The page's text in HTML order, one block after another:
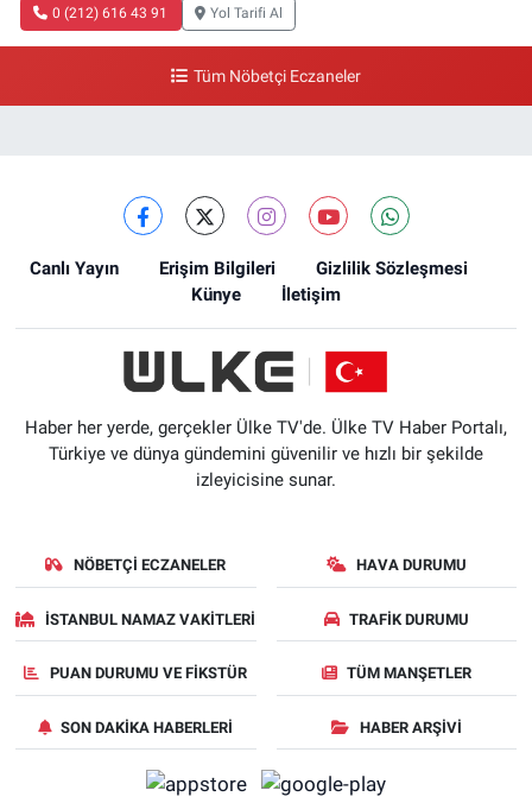
0 (212) 616 43 91 Yol Tarifi Al
Tüm Nöbetçi Eczaneler
Canlı Yayın Erişim Bilgileri
Gizlilik Sözleşmesi
Künye
İletişim
Haber her yerde, gerçekler Ülke TV'de. Ülke TV Haber Portalı,
Türkiye ve dünya gündemini güvenilir ve hızlı bir şekilde
izleyicisine sunar.
NÖBETÇI ECZANELER HAVA DURUMU
İSTANBUL NAMAZ VAKITLERI TRAFIK DURUMU
PUAN DURUMU VE FIKSTÜR TÜM MANŞETLER
SON DAKIKA HABERLERI HABER ARŞIVI